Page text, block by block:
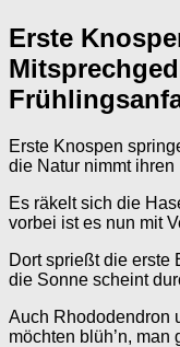
Erste
Erste Knospen
die Natur nimmt
Es räkelt sich die
vorbei ist es nun mit
Dort sprießt die erste
die Sonne scheint
Auch Rhododendron
möchten blüh’n,